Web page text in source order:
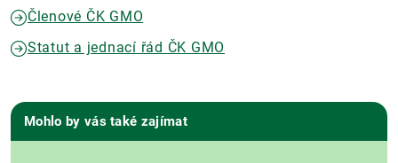
Členové ČK GMO
Statut a jednací řád ČK GMO
Mohlo by vás také zajímat